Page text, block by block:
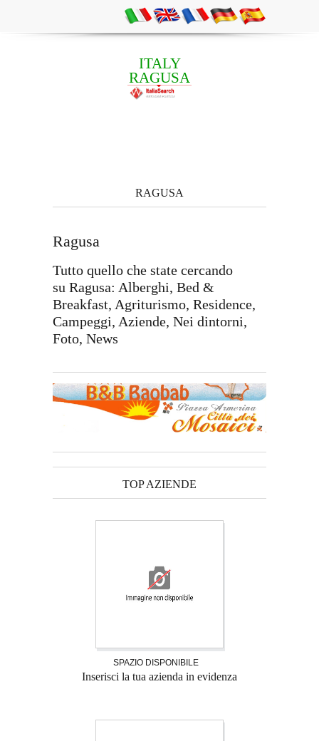
ITALY
RAGUSA
RAGUSA
Ragusa
Tutto quello che state cercando
su Ragusa: Alberghi, Bed &
Breakfast, Agriturismo, Residence,
Campeggi, Aziende, Nei dintorni,
Foto, News
TOP AZIENDE
SPAZIO DISPONIBILE
Inserisci la tua azienda in evidenza